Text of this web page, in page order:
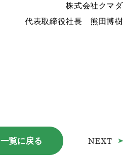
株式会社クマダ
代表取締役社長 熊田博樹
一覧に戻る